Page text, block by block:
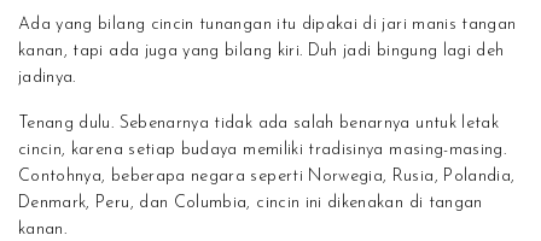
Ada yang bilang cincin tunangan itu dipakai di jari manis tangan
kanan, tapi ada juga yang bilang kiri. Duh jadi bingung lagi deh
jadinya.
Tenang dulu. Sebenarnya tidak ada salah benarnya untuk letak
cincin, karena setiap budaya memiliki tradisinya masing-masing.
Contohnya, beberapa negara seperti Norwegia, Rusia, Polandia,
Denmark, Peru, dan Columbia, cincin ini dikenakan di tangan
kanan.